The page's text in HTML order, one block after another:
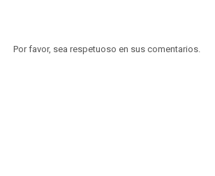
Por favor, sea respetuoso en sus comentarios.